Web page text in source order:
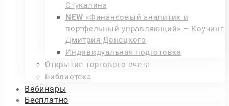
Стукалина
NEW «Финансовый аналитик и
портфельный управляющий» – Коучинг
Дмитрия Донецкого
Индивидуальная подготовка
Открытие торгового счета
Библиотека
Вебинары
Бесплатно